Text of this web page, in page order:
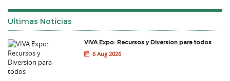
Ultimas Noticias
VIVA Expo: Recursos y Diversion para todos
6 Aug 2026